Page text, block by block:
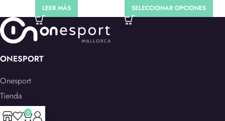
LEER MÁS SELECCIONAR OPCIONES
ONESPORT
Onesport
Tienda
Servicios
0